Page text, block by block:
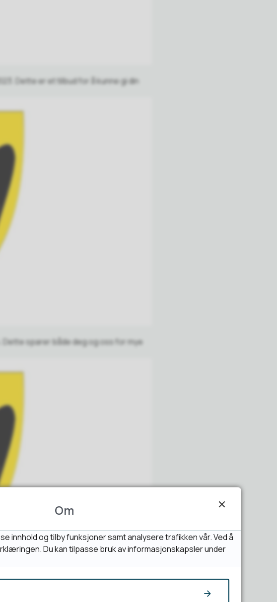
Dette er et tilbud for å kunne gi din
Dette sparer både deg og oss for mye
Om
og tilby funksjoner samt analysere trafikken vår. Ved å
Du kan tilpasse bruk av informasjonskapsler under